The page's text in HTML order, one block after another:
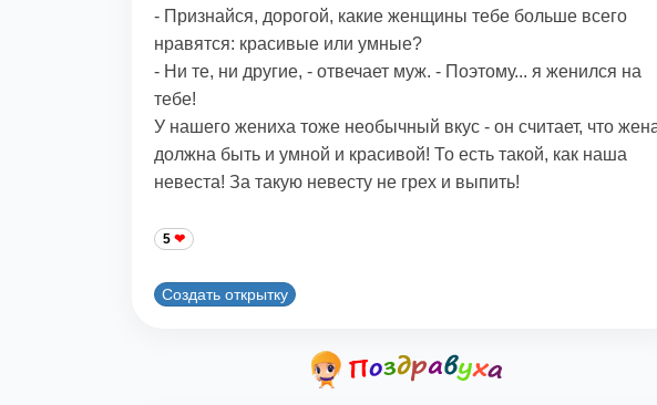
- Признайся, дорогой, какие женщины тебе больше всего
нравятся: красивые или умные?
- Ни те, ни другие, - отвечает муж. - Поэтому... я женился на
тебе!
У нашего жениха тоже необычный вкус - он считает, что
должна быть и умной и красивой! То есть такой, как наша
невеста! За такую невесту не грех и выпить!
5
Создать открытку